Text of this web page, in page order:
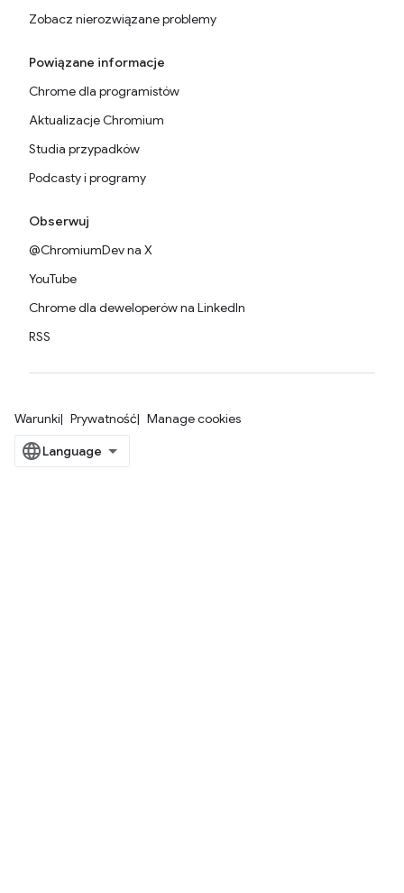
Zobacz nierozwiązane problemy
Powiązane informacje
Chrome dla programistów
Aktualizacje Chromium
Studia przypadków
Podcasty i programy
Obserwuj
@ChromiumDev na X
YouTube
Chrome dla deweloperów na LinkedIn
RSS
Warunki Prywatność Manage cookies